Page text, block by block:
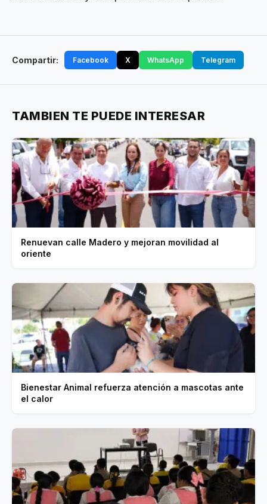
Compartir: Facebook X WhatsApp Telegram
TAMBIEN TE PUEDE INTERESAR
Renuevan calle Madero y mejoran movilidad al
oriente
Bienestar Animal refuerza atención a mascotas ante
el calor